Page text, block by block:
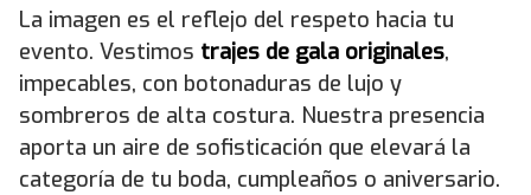
La imagen es el reflejo del respeto hacia tu
evento. Vestimos trajes de gala originales,
impecables, con botonaduras de lujo y
sombreros de alta costura. Nuestra presencia
aporta un aire de sofisticación que elevará la
categoría de tu boda, cumpleaños o aniversario.